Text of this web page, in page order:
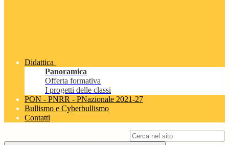
Didattica
Panoramica
Offerta formativa
I progetti delle classi
PON - PNRR - PNazionale 2021-27
Bullismo e Cyberbullismo
Contatti